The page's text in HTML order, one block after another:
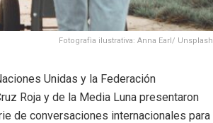
Fotografìa ilustrativa: Anna Earl/ Unsplash
Unidas y la Federación
Roja y de la Media Luna presentaron
de conversaciones internacionales para